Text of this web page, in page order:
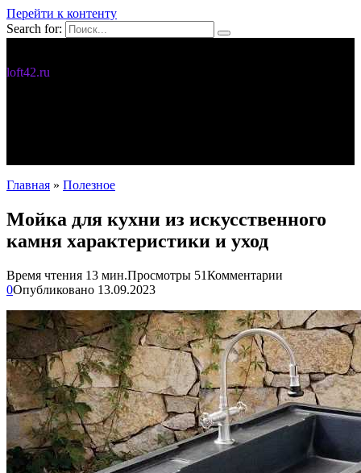
Перейти к контенту
Search for:
loft42.ru
Главная » Полезное
Мойка для кухни из искусственного
камня характеристики и уход
Время чтения 13 мин.Просмотры 51Комментарии
0Опубликовано 13.09.2023